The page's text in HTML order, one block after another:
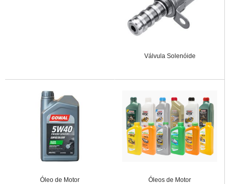
Válvula Solenóide
Óleo de Motor Óleos de Motor